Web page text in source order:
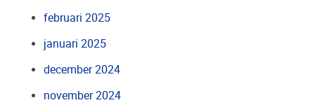
februari 2025
januari 2025
december 2024
november 2024